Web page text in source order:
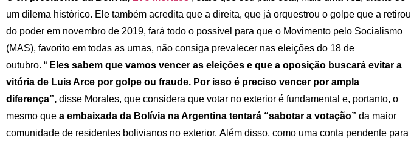
um dilema histórico. Ele também acredita que a direita, que já orquestrou o golpe que a retirou
do poder em novembro de 2019, fará todo o possível para que o Movimento pelo Socialismo
(MAS), favorito em todas as urnas, não consiga prevalecer nas eleições do 18 de
outubro. “ Eles sabem que vamos vencer as eleições e que a oposição buscará evitar a
vitória de Luis Arce por golpe ou fraude. Por isso é preciso vencer por ampla
diferença”, disse Morales, que considera que votar no exterior é fundamental e, portanto, o
mesmo que a embaixada da Bolívia na Argentina tentará “sabotar a votação” da maior
comunidade de residentes bolivianos no exterior. Além disso, como uma conta pendente para